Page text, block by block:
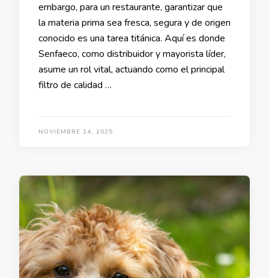
embargo, para un restaurante, garantizar que
la materia prima sea fresca, segura y de origen
conocido es una tarea titánica. Aquí es donde
Senfaeco, como distribuidor y mayorista líder,
asume un rol vital, actuando como el principal
filtro de calidad …
NOVIEMBRE 24, 2025